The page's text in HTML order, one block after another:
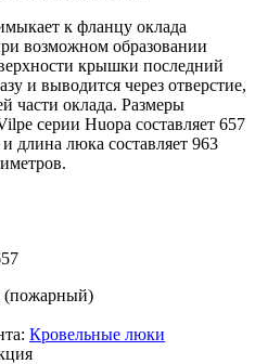
к фланцу оклада
возможном образовании
крышки последний
и выводится через отверстие,
части оклада. Размеры
серии Huopa составляет 657
люка составляет 963
(пожарный)
Кровельные люки